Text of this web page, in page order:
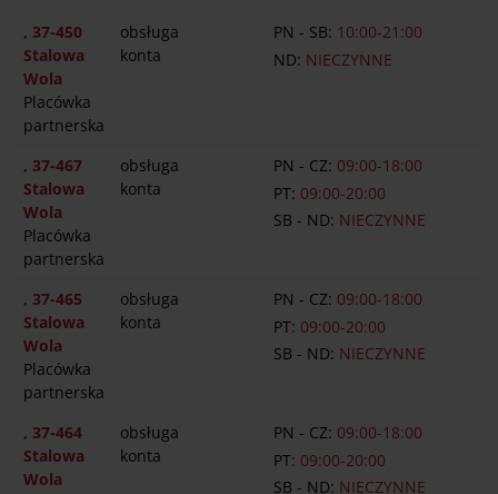
, 37-450
Stalowa
Wola
Placówka
partnerska
obsługa
konta
PN - SB: 10:00-21:00
ND: NIECZYNNE
, 37-467
Stalowa
Wola
Placówka
partnerska
obsługa
konta
PN - CZ: 09:00-18:00
PT: 09:00-20:00
SB - ND: NIECZYNNE
, 37-465
Stalowa
Wola
Placówka
partnerska
obsługa
konta
PN - CZ: 09:00-18:00
PT: 09:00-20:00
SB - ND: NIECZYNNE
, 37-464
Stalowa
Wola
obsługa
konta
PN - CZ: 09:00-18:00
PT: 09:00-20:00
SB - ND: NIECZYNNE